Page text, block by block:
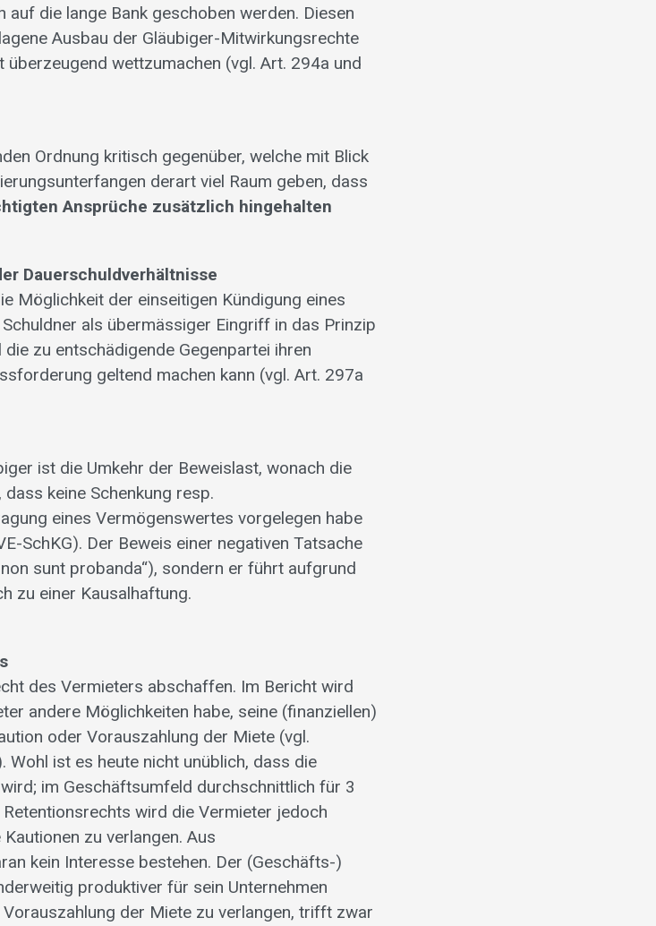
die lange Bank geschoben werden. Diesen
Ausbau der Gläubiger-Mitwirkungsrechte
wettzumachen (vgl. Art. 294a und
Ordnung kritisch gegenüber, welche mit Blick
derart viel Raum geben, dass
Ansprüche zusätzlich hingehalten
Dauerschuldverhältnisse
Möglichkeit der einseitigen Kündigung eines
als übermässiger Eingriff in das Prinzip
zu entschädigende Gegenpartei ihren
geltend machen kann (vgl. Art. 297a
ist die Umkehr der Beweislast, wonach die
keine Schenkung resp.
eines Vermögenswertes vorgelegen habe
SchKG). Der Beweis einer negativen Tatsache
sunt probanda“), sondern er führt aufgrund
zu einer Kausalhaftung.
des Vermieters abschaffen. Im Bericht wird
andere Möglichkeiten habe, seine (finanziellen)
oder Vorauszahlung der Miete (vgl.
ist es heute nicht unüblich, dass die
im Geschäftsumfeld durchschnittlich für 3
wird die Vermieter jedoch
zu verlangen. Aus
kein Interesse bestehen. Der (Geschäfts-)
produktiver für sein Unternehmen
der Miete zu verlangen, trifft zwar